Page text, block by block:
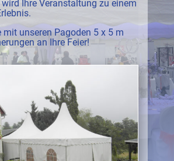
Ihre Veranstaltung zu einem
unseren Pagoden 5 x 5 m
an Ihre Feier!